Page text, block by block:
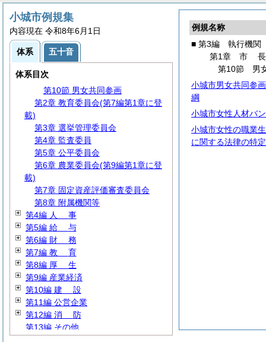
例規名称
■ 第3編 執行機関
第1章 市長
第10節 男
小城市男女共同参
綱
小城市女性人材バ
小城市女性の職業
に関する法律の特
小城市例規集
内容現在 令和8年6月1日
体系 五十音
体系目次
第3節 文書・公印
第4節 情報の公開・保護等
第5節 行政手続
第6節住
第7節防
第8節 安全・防犯
第9節 市民協働
第10節 男女共同参画
第2章 教育委員会(第7編第1章に登
載)
第3章 選挙管理委員会
第4章 監査委員
第5章 公平委員会
第6章 農業委員会(第9編第1章に登
載)
第7章 固定資産評価審査委員会
第8章 附属機関等
第4編 人 事
第5編 給 与
第6編 財 務
第7編 教 育
第8編 厚 生
第9編 産業経済
第10編 建 設
第11編 公営企業
第12編 消 防
第13編 その他